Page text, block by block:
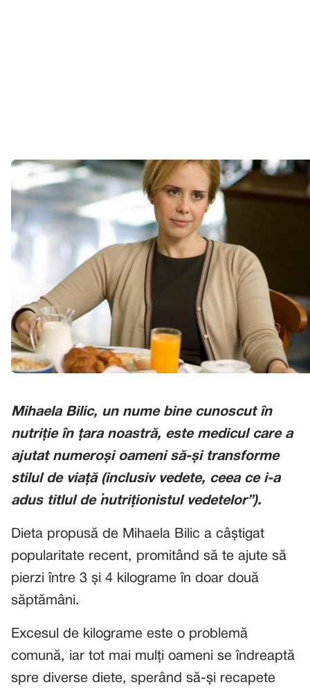
Mihaela Bilic, un nume bine cunoscut în
nutriție în țara noastră, este medicul care a
ajutat numeroși oameni să-și transforme
stilul de viață (inclusiv vedete, ceea ce i-a
adus titlul de „nutriționistul vedetelor”).
Dieta propusă de Mihaela Bilic a câștigat
popularitate recent, promitând să te ajute să
pierzi între 3 și 4 kilograme în doar două
săptămâni.
Excesul de kilograme este o problemă
comună, iar tot mai mulți oameni se îndreaptă
spre diverse diete, sperând să-și recapete